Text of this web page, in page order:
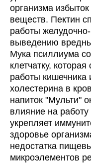
организма
веществ. Пектин
работы
выведению
Мука псиллиума
клетчатку,
работы
холестерина в
напиток "Мульти"
влияние на
укрепляет
здоровье
недостатка
микроэлементов